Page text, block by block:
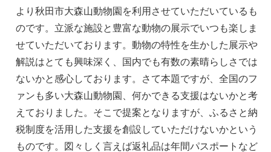
より秋⽥市⼤森⼭動物園を利⽤させていただいているも
のです。⽴派な施設と豊富な動物の展⽰でいつも楽しま
せていただいております。動物の特性を⽣かした展⽰や
解説はとても興味深く、国内でも有数の素晴らしさでは
ないかと感⼼しております。さて本題ですが、全国のフ
ァンも多い⼤森⼭動物園、何かできる⽀援はないかと考
えておりました。そこで提案となりますが、ふるさと納
税制度を活⽤した⽀援を創設していただけないかという
ものです。図々しく⾔えば返礼品は年間パスポートなど